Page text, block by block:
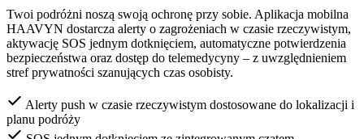
Twoi podróżni noszą swoją ochronę przy sobie. Aplikacja mobilna
HAAVYN dostarcza alerty o zagrożeniach w czasie rzeczywistym,
aktywację SOS jednym dotknięciem, automatyczne potwierdzenia
bezpieczeństwa oraz dostęp do telemedycyny – z uwzględnieniem
stref prywatności szanujących czas osobisty.
Alerty push w czasie rzeczywistym dostosowane do lokalizacji i
planu podróży